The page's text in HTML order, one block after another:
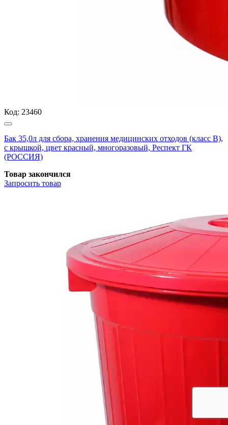
Код: 23460
Бак 35,0л для сбора, хранения медицинских отходов (класс В),
с крышкой, цвет красный, многоразовый, Респект ГК
(РОССИЯ)
Товар закончился
Запросить товар